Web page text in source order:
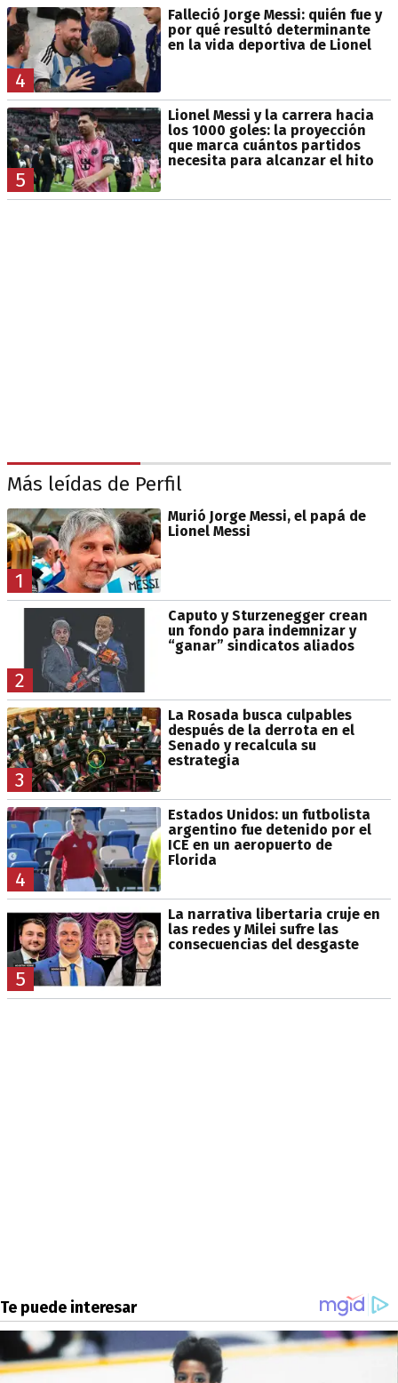
4
Falleció Jorge Messi: quién fue y
por qué resultó determinante
en la vida deportiva de Lionel
5
Lionel Messi y la carrera hacia
los 1000 goles: la proyección
que marca cuántos partidos
necesita para alcanzar el hito
Más leídas de Perfil
1
Murió Jorge Messi, el papá de
Lionel Messi
2
Caputo y Sturzenegger crean
un fondo para indemnizar y
“ganar” sindicatos aliados
3
La Rosada busca culpables
después de la derrota en el
Senado y recalcula su
estrategia
4
Estados Unidos: un futbolista
argentino fue detenido por el
ICE en un aeropuerto de
Florida
5
La narrativa libertaria cruje en
las redes y Milei sufre las
consecuencias del desgaste